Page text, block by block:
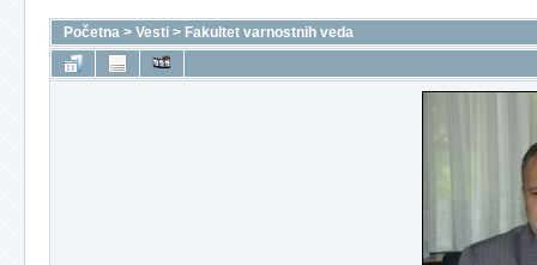
Početna > Vesti > Fakultet varnostnih veda